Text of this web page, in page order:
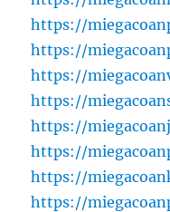
https://
https://
https://
https://
https://
https://
https://
https://